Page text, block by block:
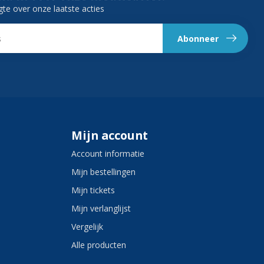
over onze laatste acties
Abonneer
Mijn account
Account informatie
Mijn bestellingen
Mijn tickets
Mijn verlanglijst
Vergelijk
Alle producten